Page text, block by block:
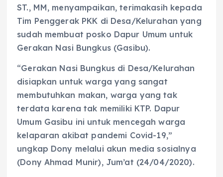
ST., MM, menyampaikan, terimakasih kepada
Tim Penggerak PKK di Desa/Kelurahan yang
sudah membuat posko Dapur Umum untuk
Gerakan Nasi Bungkus (Gasibu).
“Gerakan Nasi Bungkus di Desa/Kelurahan
disiapkan untuk warga yang sangat
membutuhkan makan, warga yang tak
terdata karena tak memiliki KTP. Dapur
Umum Gasibu ini untuk mencegah warga
kelaparan akibat pandemi Covid-19,”
ungkap Dony melalui akun media sosialnya
(Dony Ahmad Munir), Jum’at (24/04/2020).